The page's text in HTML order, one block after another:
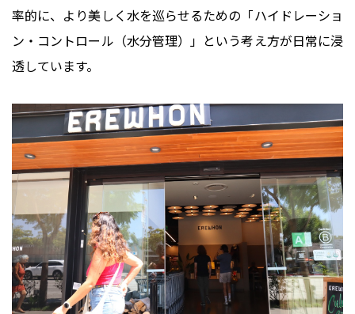
率的に、より美しく水を巡らせるための「ハイドレーショ
ン・コントロール（水分管理）」という考え方が日常に浸
透しています。